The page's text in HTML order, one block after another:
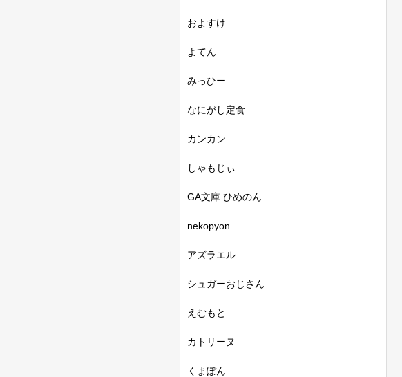
およすけ
よてん
みっひー
なにがし定食
カンカン
しゃもじぃ
GA文庫 ひめのん
nekopyon.
アズラエル
シュガーおじさん
えむもと
カトリーヌ
くまぽん